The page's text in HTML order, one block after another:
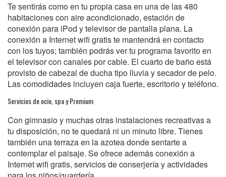
Te sentirás como en tu propia casa en una de las 480
habitaciones con aire acondicionado, estación de
conexión para iPod y televisor de pantalla plana. La
conexión a Internet wifi gratis te mantendrá en contacto
con los tuyos; también podrás ver tu programa favorito en
el televisor con canales por cable. El cuarto de baño está
provisto de cabezal de ducha tipo lluvia y secador de pelo.
Las comodidades incluyen caja fuerte, escritorio y teléfono.
Servicios de ocio, spa y Premium
Con gimnasio y muchas otras instalaciones recreativas a
tu disposición, no te quedará ni un minuto libre. Tienes
también una terraza en la azotea donde sentarte a
contemplar el paisaje. Se ofrece además conexión a
Internet wifi gratis, servicios de conserjería y actividades